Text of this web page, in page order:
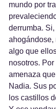
mundo por
derrumba.
ahogándose,
algo que
nosotros.
amenaza
Nadia. Sus
los castillos